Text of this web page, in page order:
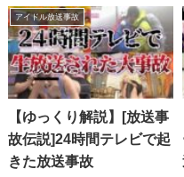
録・高評価をし ...関連ツイー
ト
アイドル放送事故
【ゆっくり解説】[放送事
故伝説]24時間テレビで起
きた放送事故